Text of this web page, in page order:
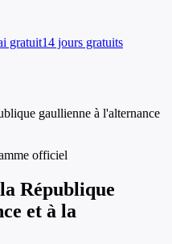
gratuit14 jours gratuits
gaullienne à l'alternance
officiel
République
et à la